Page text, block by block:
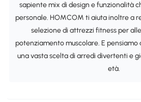
sapiente mix di design e funzionalità
personale. HOMCOM ti aiuta inoltre a
selezione di attrezzi fitness per
potenziamento muscolare. E pensiamo
una vasta scelta di arredi divertenti e
età.